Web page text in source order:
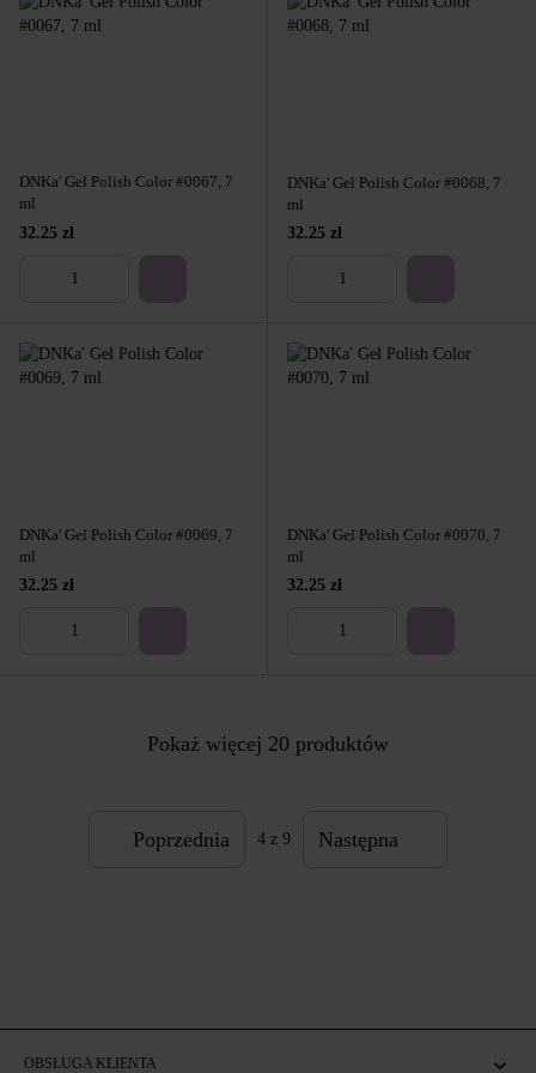
DNKa' Gel Polish Color #0067, 7
ml
32.25 zł
DNKa' Gel Polish Color #0068, 7
ml
32.25 zł
DNKa' Gel Polish Color #0069, 7
ml
32.25 zł
DNKa' Gel Polish Color #0070, 7
ml
32.25 zł
Pokaż więcej 20 produktów
Poprzednia 4 z 9 Następna
OBSŁUGA KLIENTA